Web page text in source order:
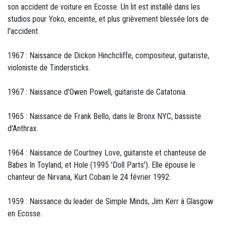
son accident de voiture en Ecosse. Un lit est installé dans les
studios pour Yoko, enceinte, et plus grièvement blessée lors de
l'accident.
1967 : Naissance de Dickon Hinchcliffe, compositeur, guitariste,
violoniste de Tindersticks.
1967 : Naissance d'Owen Powell, guitariste de Catatonia.
1965 : Naissance de Frank Bello, dans le Bronx NYC, bassiste
d'Anthrax.
1964 : Naissance de Courtney Love, guitariste et chanteuse de
Babes In Toyland, et Hole (1995 'Doll Parts'). Elle épouse le
chanteur de Nirvana, Kurt Cobain le 24 février 1992.
1959 : Naissance du leader de Simple Minds, Jim Kerr à Glasgow
en Ecosse.